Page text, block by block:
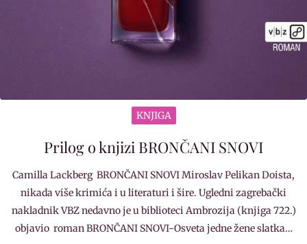
KNJIGA
Prilog o knjizi BRONČANI SNOVI
Camilla Lackberg BRONČANI SNOVI Miroslav Pelikan Doista,
nikada više krimića i u literaturi i šire. Ugledni zagrebački
nakladnik VBZ nedavno je u biblioteci Ambrozija (knjiga 722.)
objavio roman BRONČANI SNOVI-Osveta jedne žene slatka…